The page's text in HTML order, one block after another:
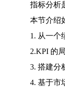
指标分析是
本节介绍如
1. 从一个
2.KPI 的
3. 搭建分析
4. 基于市场